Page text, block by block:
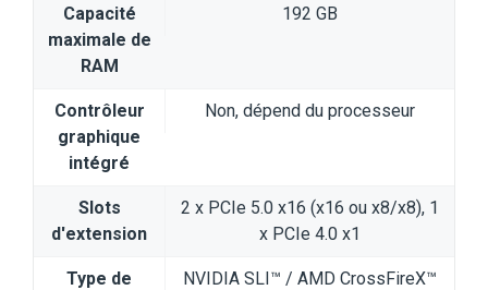
Capacité
maximale de
RAM
192 GB
Contrôleur
graphique
intégré
Non, dépend du processeur
Slots
d'extension
2 x PCIe 5.0 x16 (x16 ou x8/x8), 1
x PCIe 4.0 x1
Type de
NVIDIA SLI™ / AMD CrossFireX™